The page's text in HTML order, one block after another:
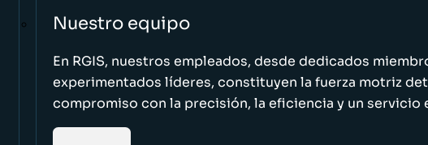
Nuestro equipo
En RGIS, nuestros empleados, desde dedicados
experimentados líderes, constituyen la fuerza motriz
compromiso con la precisión, la eficiencia y un servicio